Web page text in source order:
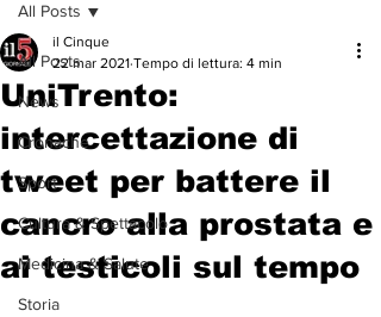
All Posts
News
Cronache
Sport
Cultura & Spettacolo
Medicina & Salute
Storia
All Posts
UniTrento:
intercettazione di
tweet per battere il
cancro alla prostata e
ai testicoli sul tempo
il Cinque
22 mar 2021 Tempo di lettura: 4 min